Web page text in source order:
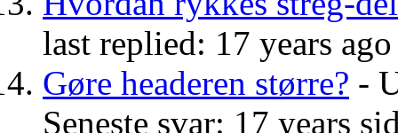
last replied: 17 years
Gøre headeren større? -
Seneste svar: 17 years